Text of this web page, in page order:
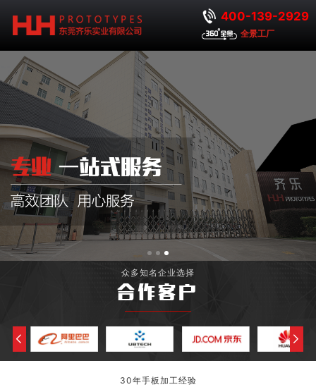
400-139-2929
全景工厂
众多知名企业选择
合作客户
30年手板加工经验